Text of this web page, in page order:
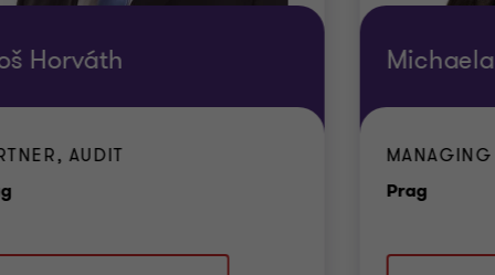
Horváth
AUDIT
Prag